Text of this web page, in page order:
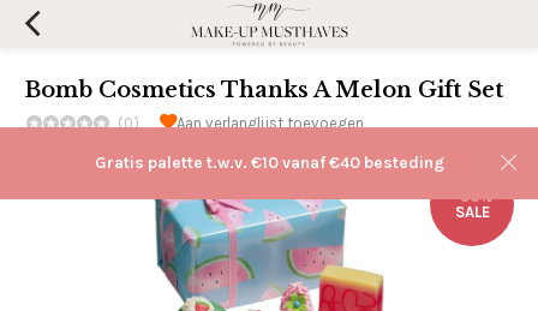
Gratis palette t.w.v. €10 vanaf €40 besteding
Bomb Cosmetics Thanks A Melon Gift Set
(0) Aan verlanglijst toevoegen
-50%
SALE